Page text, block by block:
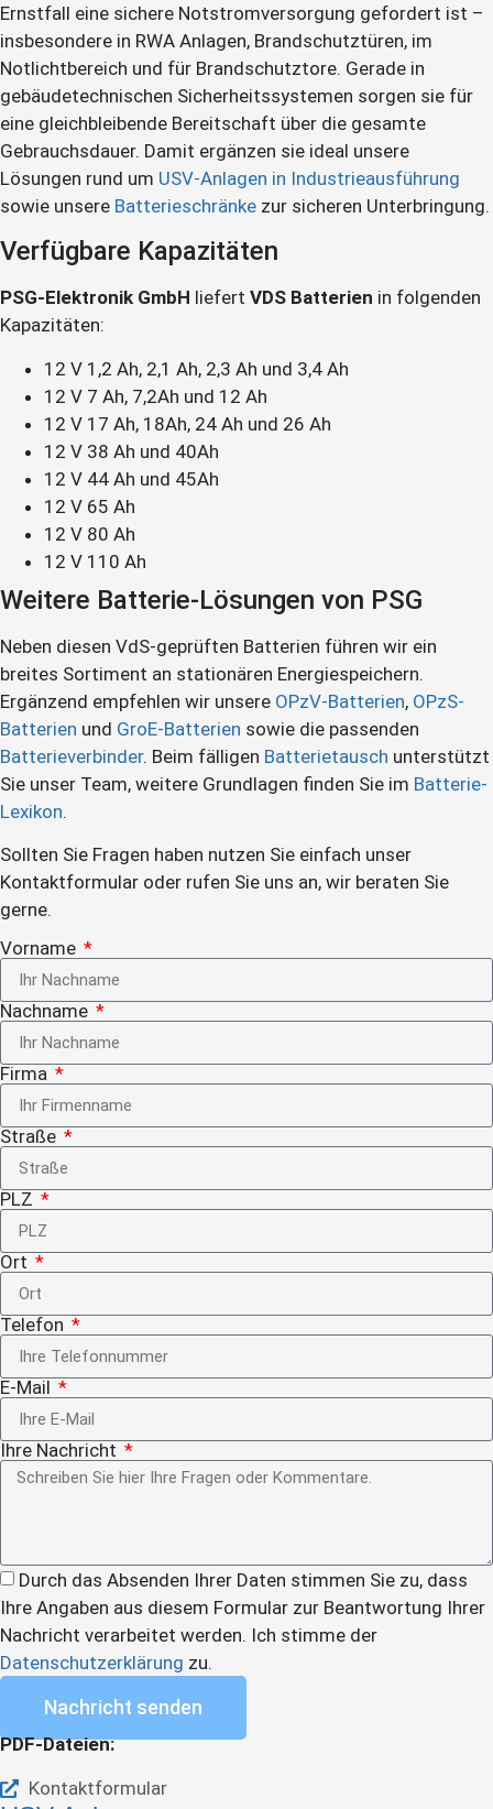
Ernstfall eine sichere Notstromversorgung gefordert ist –
insbesondere in RWA Anlagen, Brandschutztüren, im
Notlichtbereich und für Brandschutztore. Gerade in
gebäudetechnischen Sicherheitssystemen sorgen sie für
eine gleichbleibende Bereitschaft über die gesamte
Gebrauchsdauer. Damit ergänzen sie ideal unsere
Lösungen rund um USV-Anlagen in Industrieausführung
sowie unsere Batterieschränke zur sicheren Unterbringung.
Verfügbare Kapazitäten
PSG-Elektronik GmbH liefert VDS Batterien in folgenden
Kapazitäten:
12 V 1,2 Ah, 2,1 Ah, 2,3 Ah und 3,4 Ah
12 V 7 Ah, 7,2Ah und 12 Ah
12 V 17 Ah, 18Ah, 24 Ah und 26 Ah
12 V 38 Ah und 40Ah
12 V 44 Ah und 45Ah
12 V 65 Ah
12 V 80 Ah
12 V 110 Ah
Weitere Batterie-Lösungen von PSG
Neben diesen VdS-geprüften Batterien führen wir ein
breites Sortiment an stationären Energiespeichern.
Ergänzend empfehlen wir unsere OPzV-Batterien, OPzS-
Batterien und GroE-Batterien sowie die passenden
Batterieverbinder. Beim fälligen Batterietausch unterstützt
Sie unser Team, weitere Grundlagen finden Sie im Batterie-
Lexikon.
Sollten Sie Fragen haben nutzen Sie einfach unser
Kontaktformular oder rufen Sie uns an, wir beraten Sie
gerne.
Vorname
Nachname
Firma
Straße
PLZ
Ort
Telefon
E-Mail
Ihre Nachricht
Durch das Absenden Ihrer Daten stimmen Sie zu, dass
Ihre Angaben aus diesem Formular zur Beantwortung Ihrer
Nachricht verarbeitet werden. Ich stimme der
Datenschutzerklärung zu.
Nachricht senden
PDF-Dateien:
Kontaktformular